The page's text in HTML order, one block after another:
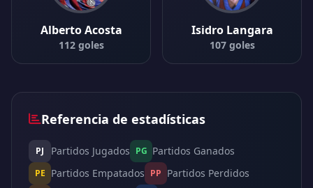
Alberto Acosta
112 goles
Isidro Langara
107 goles
Referencia de estadísticas
PJ Partidos Jugados PG Partidos Ganados
PE Partidos Empatados PP Partidos Perdidos